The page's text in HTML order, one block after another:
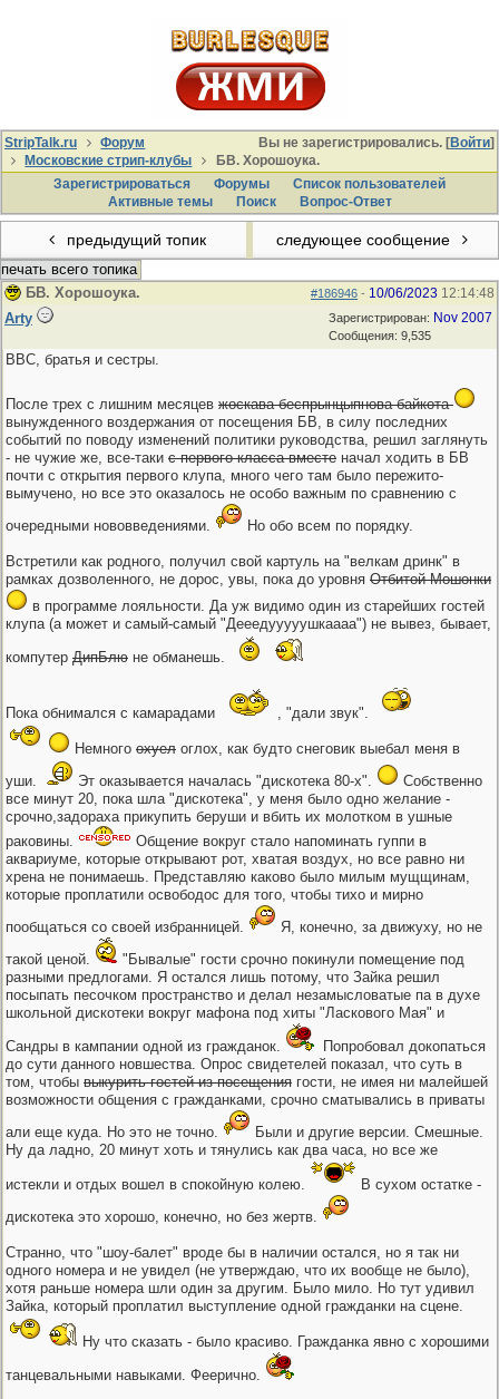
Вы не зарегистрировались. [Войти]
StripTalk.ru
Форум
Московские стрип-клубы
БВ. Хорошоука.
Зарегистрироваться
Форумы
Список пользователей
Активные темы
Поиcк Вопрос-Ответ
предыдущий топик следующее сообщение
печать всего топика
#186946 - 10/06/2023 12:14:48
БВ. Хорошоука.
Зарегистрирован: Nov 2007
Сообщения: 9,535
Arty
ВВС, братья и сестры.
После трех с лишним месяцев жоскава беспрынцыпнова байкота
вынужденного воздержания от посещения БВ, в силу последних
событий по поводу изменений политики руководства, решил заглянуть
- не чужие же, все-таки с первого класса вместе начал ходить в БВ
почти с открытия первого клупа, много чего там было пережито-
вымучено, но все это оказалось не особо важным по сравнению с
очередными нововведениями.
Но обо всем по порядку.
Встретили как родного, получил свой картуль на "велкам дринк" в
рамках дозволенного, не дорос, увы, пока до уровня Отбитой Мошонки
в программе лояльности. Да уж видимо один из старейших гостей
клупа (а может и самый-самый "Дееедууууушкаааа") не вывез, бывает,
компутер ДипБлю не обманешь.
Пока обнимался с камарадами , "дали звук".
Немного охуел оглох, как будто снеговик выебал меня в
уши.
Эт оказывается началась "дискотека 80-х".
Собственно
все минут 20, пока шла "дискотека", у меня было одно желание -
срочно,задораха прикупить беруши и вбить их молотком в ушные
раковины.
Общение вокруг стало напоминать гуппи в
аквариуме, которые открывают рот, хватая воздух, но все равно ни
хрена не понимаешь. Представляю каково было милым мущщинам,
которые проплатили освободос для того, чтобы тихо и мирно
пообщаться со своей избранницей.
Я, конечно, за движуху, но не
такой ценой.
"Бывалые" гости срочно покинули помещение под
разными предлогами. Я остался лишь потому, что Зайка решил
посыпать песочком пространство и делал незамысловатые па в духе
школьной дискотеки вокруг мафона под хиты "Ласкового Мая" и
Сандры в кампании одной из гражданок.
Попробовал докопаться
до сути данного новшества. Опрос свидетелей показал, что суть в
том, чтобы выкурить гостей из посещения гости, не имея ни малейшей
возможности общения с гражданками, срочно сматывались в приваты
али еще куда. Но это не точно.
Были и другие версии. Смешные.
Ну да ладно, 20 минут хоть и тянулись как два часа, но все же
истекли и отдых вошел в спокойную колею.
В сухом остатке -
дискотека это хорошо, конечно, но без жертв.
Странно, что "шоу-балет" вроде бы в наличии остался, но я так ни
одного номера и не увидел (не утверждаю, что их вообще не было),
хотя раньше номера шли один за другим. Было мило. Но тут удивил
Зайка, который проплатил выступление одной гражданки на сцене.
Ну что сказать - было красиво. Гражданка явно с хорошими
танцевальными навыками. Феерично.